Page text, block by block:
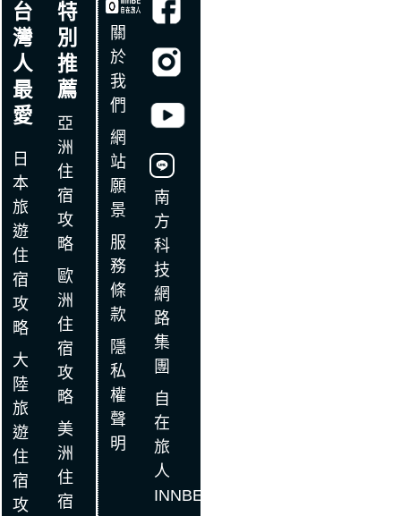
台
灣
人
最
愛
日
本
旅
遊
住
宿
攻
略
大
陸
旅
遊
住
宿
攻
特
別
推
薦
亞
洲
住
宿
攻
略
歐
洲
住
宿
攻
略
美
洲
住
宿
關
於
我
們
網
站
願
景
服
務
條
款
隱
私
權
聲
明
南
方
科
技
網
路
集
團
自
在
旅
人
INNBE